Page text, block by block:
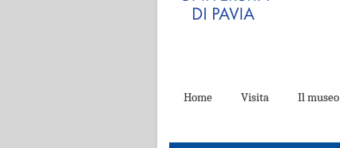
Home Visita Il museo